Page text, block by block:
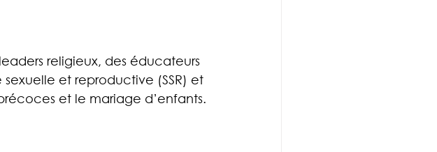
religieux, des éducateurs
sexuelle et reproductive (SSR) et
et le mariage d’enfants.